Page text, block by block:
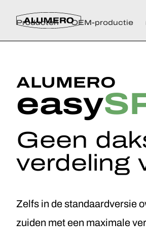
Producten OEM-productie
ALUMERO
easy
Geen
verdeling
Zelfs in de standaardversie
zuiden met een maximale